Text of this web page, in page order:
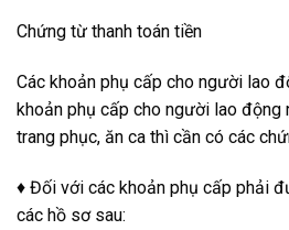
Chứng từ thanh toán tiền
Các khoản phụ cấp cho người lao
khoản phụ cấp cho người lao động
trang phục, ăn ca thì cần có các
♦ Đối với các khoản phụ cấp phải
các hồ sơ sau: